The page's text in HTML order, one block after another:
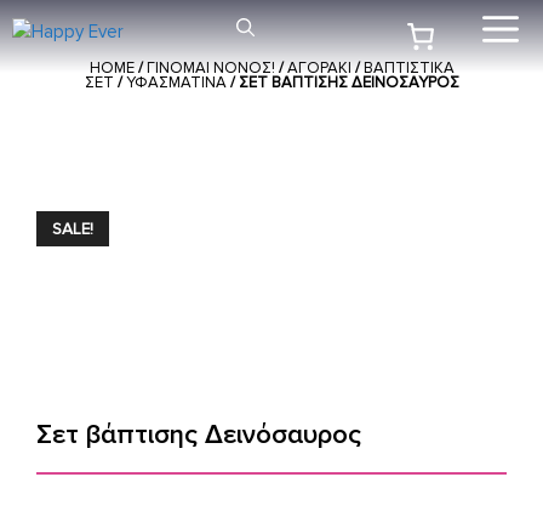
Μετάβαση
σε
περιεχόμενο
HOME/ΓΙΝΟΜΑΙ ΝΟΝΟΣ!/ΑΓΟΡΑΚΙ/ΒΑΠΤΙΣΤΙΚΑ
ΣΕΤ /ΥΦΑΣΜΑΤΙΝΑ/ ΣΕΤ ΒΆΠΤΙΣΗΣ ΔΕΙΝΌΣΑΥΡΟΣ
SALE!
Σετ βάπτισης Δεινόσαυρος